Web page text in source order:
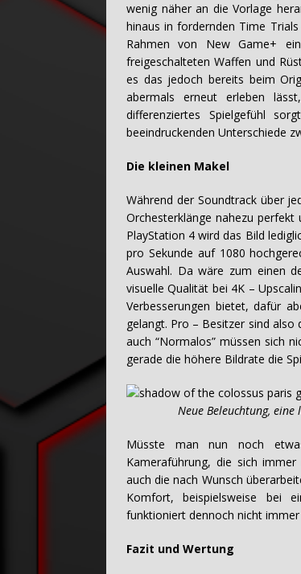
wenig näher an die Vorlage
hinaus in fordernden Time
Rahmen von New Game+
freigeschalteten Waffen und
es das jedoch bereits beim
abermals erneut erleben
differenziertes Spielgefühl
beeindruckenden Unterschiede
Die kleinen Makel
Während der Soundtrack über
Orchesterklänge nahezu
PlayStation 4 wird das Bild
pro Sekunde auf 1080
Auswahl. Da wäre zum einen
visuelle Qualität bei 4K –
Verbesserungen bietet, dafür
gelangt. Pro – Besitzer sind also
auch “Normalos” müssen sich
gerade die höhere Bildrate die
Neue Beleuchtung, eine
Müsste man nun noch
Kameraführung, die sich
auch die nach Wunsch
Komfort, beispielsweise bei
funktioniert dennoch nicht
Fazit und Wertung